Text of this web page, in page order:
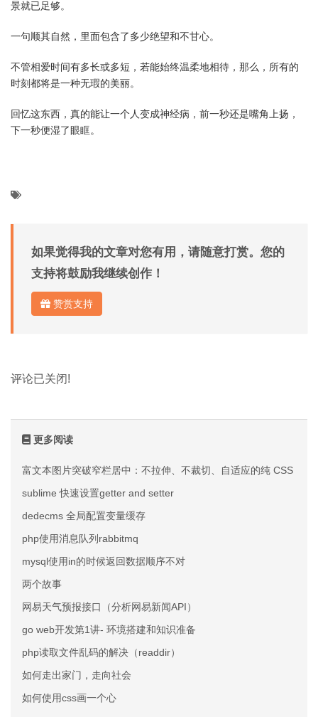
景就已足够。
一句顺其自然，里面包含了多少绝望和不甘心。
不管相爱时间有多长或多短，若能始终温柔地相待，那么，所有的
时刻都将是一种无瑕的美丽。
回忆这东西，真的能让一个人变成神经病，前一秒还是嘴角上扬，
下一秒便湿了眼眶。
如果觉得我的文章对您有用，请随意打赏。您的
支持将鼓励我继续创作！
赞赏支持
评论已关闭!
更多阅读
富文本图片突破窄栏居中：不拉伸、不裁切、自适应的纯 CSS 方案
sublime 快速设置getter and setter
dedecms 全局配置变量缓存
php使用消息队列rabbitmq
mysql使用in的时候返回数据顺序不对
两个故事
网易天气预报接口（分析网易新闻API）
go web开发第1讲- 环境搭建和知识准备
php读取文件乱码的解决（readdir）
如何走出家门，走向社会
如何使用css画一个心